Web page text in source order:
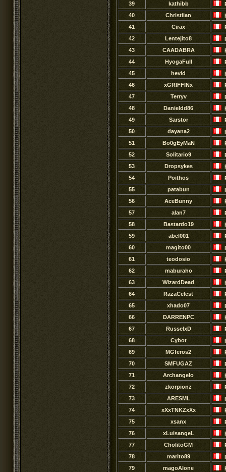
39
kathibb
40
Christiian
41
Cirax
42
Lentejito8
43
CAADABRA
44
HyogaFull
45
hevid
46
xGRIFFINx
47
Terryv
48
Danieldd86
49
Sarstor
50
dayana2
51
Bo0gEyMaN
52
Solitario9
53
Dropsykes
54
Poithos
55
patabun
56
AceBunny
57
alan7
58
Bastardo19
59
abel001
60
magito00
61
teodosio
62
maburaho
63
WizardDead
64
RazaCelest
65
xhado07
66
DARRENPC
67
RusselxD
68
Cybot
69
MGferos2
70
SMFUGAZ
71
Archangelo
72
zkorpionz
73
ARESML
74
xXxTNKZxXx
75
xsanx
76
xLuisangeL
77
CholitoGM
78
marito89
79
magoAlone